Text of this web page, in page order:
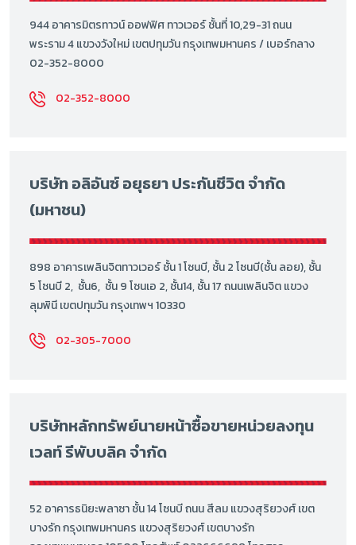
944 อาคารมิตรทาวน์ ออฟฟิศ ทาวเวอร์ ชั้นที่ 10,29-31 ถนน
พระราม 4 แขวงวังใหม่ เขตปทุมวัน กรุงเทพมหานคร / เบอร์กลาง
02-352-8000
02-352-8000
บริษัท อลิอันซ์ อยุธยา ประกันชีวิต จำกัด
(มหาชน)
898 อาคารเพลินจิตทาวเวอร์ ชั้น 1 โซนบี, ชั้น 2 โซนบี(ชั้น ลอย), ชั้น
5 โซนบี 2, ชั้น6, ชั้น 9 โซนเอ 2, ชั้น14, ชั้น 17 ถนนเพลินจิต แขวง
ลุมพินี เขตปทุมวัน กรุงเทพฯ 10330
02-305-7000
บริษัทหลักทรัพย์นายหน้าซื้อขายหน่วยลงทุน
เวลท์ รีพับบลิค จำกัด
52 อาคารธนิยะพลาซา ชั้น 14 โซนบี ถนน สีลม แขวงสุริยวงศ์ เขต
บางรัก กรุงเทพมหานคร แขวงสุริยวงศ์ เขตบางรัก